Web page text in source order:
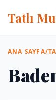
Tatlı
ANA SAYFA/